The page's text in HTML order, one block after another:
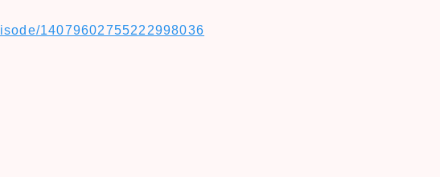
14079602755222998036